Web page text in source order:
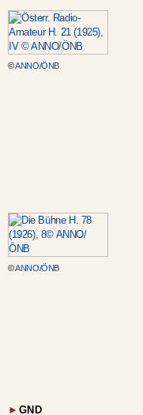
©ANNO/ÖNB
©ANNO/ÖNB
► GND